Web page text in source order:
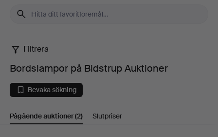
Bordslampor
på
Bidstrup
Auktioner
Filtrera
Bordslampor på Bidstrup Auktioner
Bevaka sökning
Pågående auktioner(2) Slutpriser